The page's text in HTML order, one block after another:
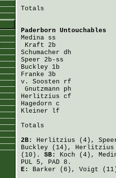
Totals
Paderborn Untouchables
Medina ss
Kraft
Schumacher
Speer
Buckley
Franke
v. Soosten rf
Gnutzmann
Herlitzius
Hagedorn
Kleiner lf
Totals
2B: Herlitzius (4),
Buckley (14), Herlitzius
(10). SB: Koch (4),
PUL 5, PAD 8.
E: Barker (6), Voigt